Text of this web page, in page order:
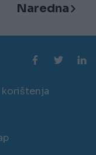
Naredna